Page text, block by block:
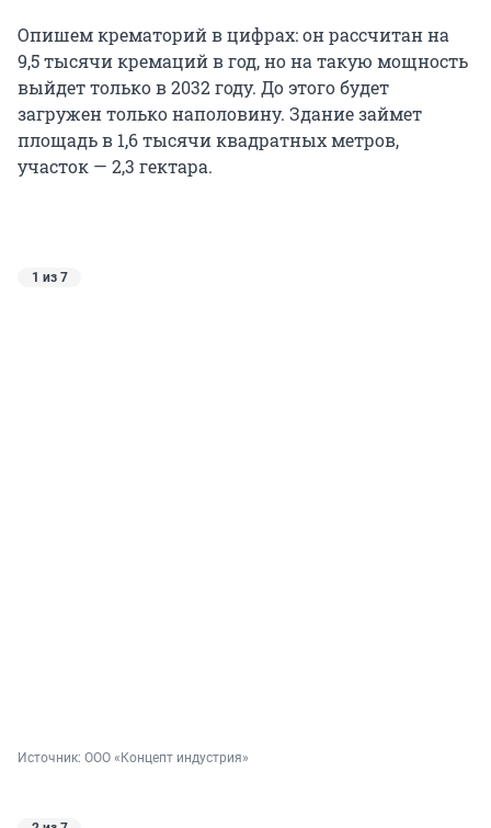
Опишем крематорий в цифрах: он рассчитан на
9,5 тысячи кремаций в год, но на такую мощность
выйдет только в 2032 году. До этого будет
загружен только наполовину. Здание займет
площадь в 1,6 тысячи квадратных метров,
участок — 2,3 гектара.
1 из 7
Источник: ООО «Концепт индустрия»